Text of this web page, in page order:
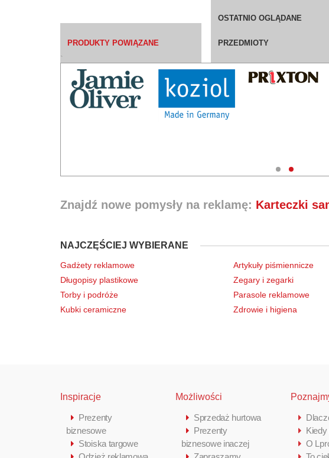
PRODUKTY POWIĄZANE
OSTATNIO OGLĄDANE
PRZEDMIOTY
`
Znajdź nowe pomysły na reklamę: Karteczki
NAJCZĘŚCIEJ WYBIERANE
Gadżety reklamowe
Długopisy plastikowe
Torby i podróże
Kubki ceramiczne
Artykuły piśmiennicze
Zegary i zegarki
Parasole reklamowe
Zdrowie i higiena
Inspiracje
Prezenty
biznesowe
Stoiska targowe
Możliwości
Sprzedaż hurtowa
Prezenty
biznesowe inaczej
O